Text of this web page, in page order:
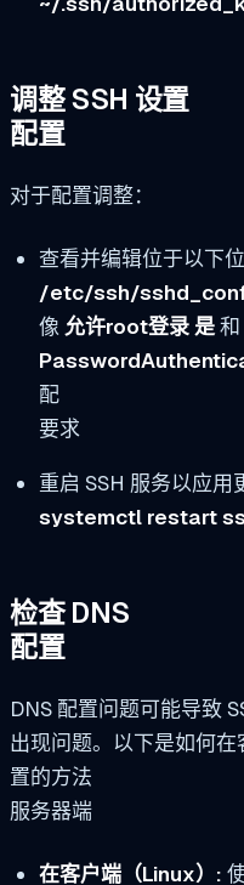
调整 SSH 设置
配置
对于配置调整：
查看并编辑位于以下
/etc/ssh/
像 允许root登录 是和
配
要求
重启 SSH 服务以应用
systemctl restart
检查 DNS
配置
DNS 配置问题可能导致
出现问题。以下是如何
置的方法
服务器端
在客户端（Linux）: